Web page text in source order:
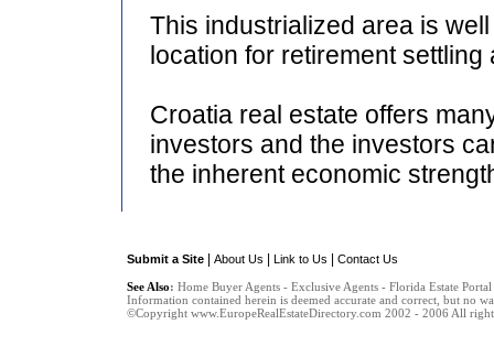
This industrialized area is
location for retirement
Croatia real estate offers
investors and the investors
the inherent economic
Submit a Site About Us Link to Us Contact Us
See Also: Home Buyer Agents - Exclusive Agents - Florida Estate Portal
Information contained herein is deemed accurate and correct, but no
©Copyright www.EuropeRealEstateDirectory.com 2002 - 2006 All